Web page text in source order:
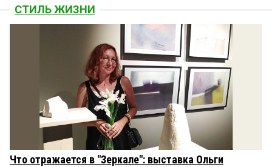
СТИЛЬ ЖИЗНИ
Что отражается в "Зеркале": выставка Ольги